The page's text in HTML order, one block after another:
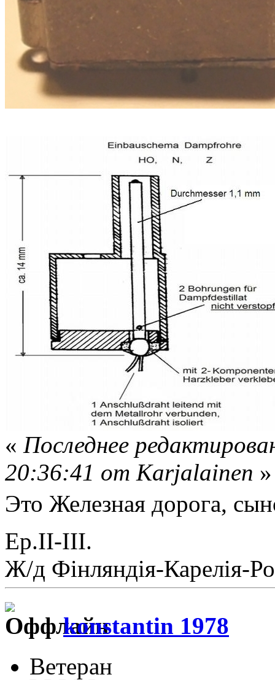
« Последнее
20:36:41 от Karjalainen »
Это Железная дорога,
Ер.II-III.
Ж/д Фiнляндiя-Карелiя-
konstantin 1978
Ветеран